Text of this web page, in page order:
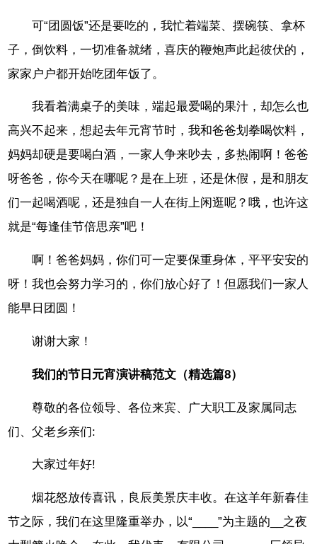
可“团圆饭”还是要吃的，我忙着端菜、摆碗筷、拿杯
子，倒饮料，一切准备就绪，喜庆的鞭炮声此起彼伏的，
家家户户都开始吃团年饭了。
我看着满桌子的美味，端起最爱喝的果汁，却怎么也
高兴不起来，想起去年元宵节时，我和爸爸划拳喝饮料，
妈妈却硬是要喝白酒，一家人争来吵去，多热闹啊！爸爸
呀爸爸，你今天在哪呢？是在上班，还是休假，是和朋友
们一起喝酒呢，还是独自一人在街上闲逛呢？哦，也许这
就是“每逢佳节倍思亲”吧！
啊！爸爸妈妈，你们可一定要保重身体，平平安安的
呀！我也会努力学习的，你们放心好了！但愿我们一家人
能早日团圆！
谢谢大家！
我们的节日元宵演讲稿范文（精选篇8）
尊敬的各位领导、各位来宾、广大职工及家属同志
们、父老乡亲们:
大家过年好!
烟花怒放传喜讯，良辰美景庆丰收。在这羊年新春佳
节之际，我们在这里隆重举办，以“____”为主题的__之夜